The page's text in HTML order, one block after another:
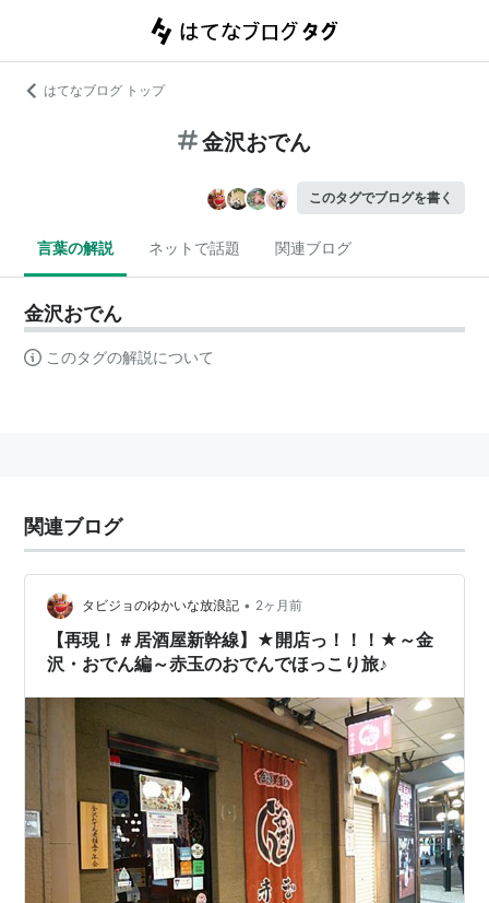
はてなブログ トップ
金沢おでん
このタグでブログを書く
言葉の解説 ネットで話題 関連ブログ
金沢おでん
このタグの解説について
関連ブログ
タビジョのゆかいな放浪記 • 2ヶ月前
【再現！＃居酒屋新幹線】★開店っ！！！★～金
沢・おでん編～赤玉のおでんでほっこり旅♪